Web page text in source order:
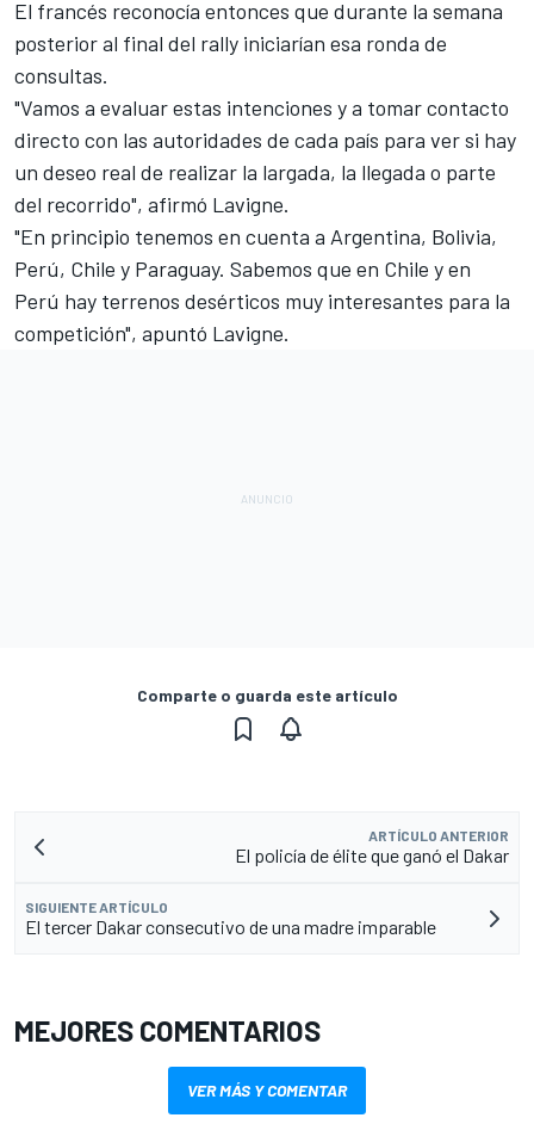
El francés reconocía entonces que durante la semana
posterior al final del rally iniciarían esa ronda de
consultas.
"Vamos a evaluar estas intenciones y a tomar contacto
directo con las autoridades de cada país para ver si hay
un deseo real de realizar la largada, la llegada o parte
del recorrido", afirmó Lavigne.
"En principio tenemos en cuenta a Argentina, Bolivia,
Perú, Chile y Paraguay. Sabemos que en Chile y en
Perú hay terrenos desérticos muy interesantes para la
competición", apuntó Lavigne.
Comparte o guarda este artículo
ARTÍCULO ANTERIOR
El policía de élite que ganó el Dakar
SIGUIENTE ARTÍCULO
El tercer Dakar consecutivo de una madre imparable
MEJORES COMENTARIOS
VER MÁS Y COMENTAR